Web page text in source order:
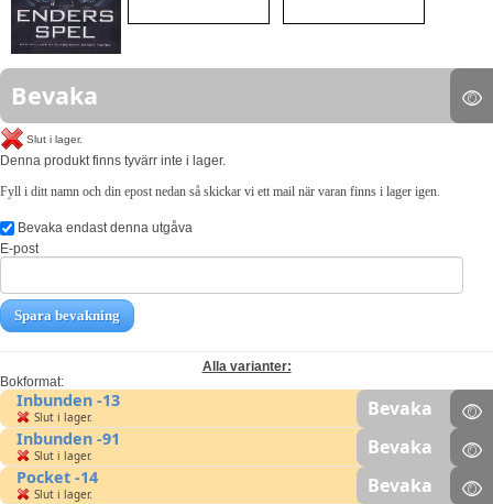
Bevaka
Slut i lager.
Denna produkt finns tyvärr inte i lager.
Fyll i ditt namn och din epost nedan så skickar vi ett mail när varan finns i lager igen.
Bevaka endast denna utgåva
E-post
Spara bevakning
Alla varianter:
Bokformat:
Inbunden -13
Slut i lager. Bevaka
Inbunden -91
Slut i lager. Bevaka
Pocket -14
Slut i lager. Bevaka